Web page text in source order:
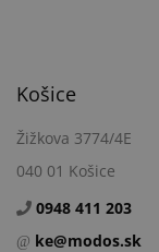
Košice
Žižkova 3774/4E
040 01 Košice
0948 411 203
ke@modos.sk